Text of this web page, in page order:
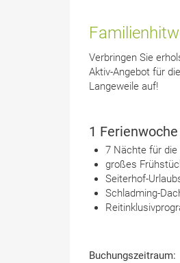
Verbringen Sie
Aktiv-Angebot für
Langeweile auf!
1
7 Nächte für die
großes
Seiterhof-
Schladming-
Buchungszeitraum: